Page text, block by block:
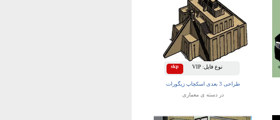
skp نوع فایل: VIP
طراحی 3 بعدی اسکچاپ زیگورات
در دسته ی معماری